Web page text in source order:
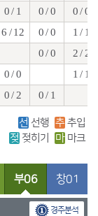
0 / 1 0 / 0 0 / 0
6 / 12 0 / 0 1 / 1
0 / 0 2 / 2
0 / 0 1 / 1
0 / 2 0 / 1
선 선행 추 추입
젖 젖히기 마 마크
부06 창01
경주분석